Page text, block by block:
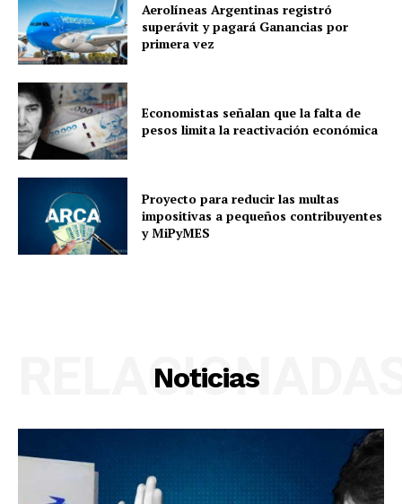
Aerolíneas Argentinas registró
superávit y pagará Ganancias por
primera vez
Economistas señalan que la falta de
pesos limita la reactivación económica
Proyecto para reducir las multas
impositivas a pequeños contribuyentes
y MiPyMES
Noticias